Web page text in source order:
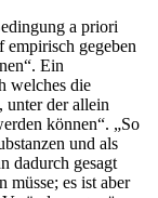
a priori
gegeben
Ein
welches die
der allein
können“. „So
und als
dadurch gesagt
müsse; es ist aber